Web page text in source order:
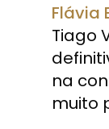
Flávia
Tiago
na
muito